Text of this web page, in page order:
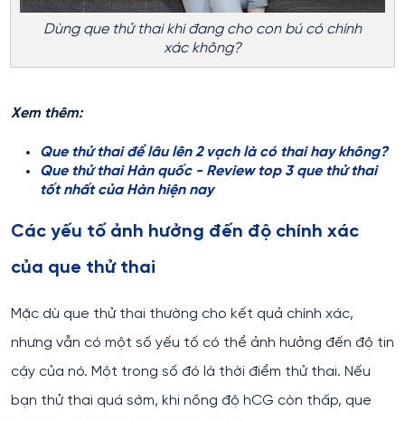
Dùng que thử thai khi đang cho con bú có chính
xác không?
Xem thêm:
Que thử thai để lâu lên 2 vạch là có thai hay không?
Que thử thai Hàn quốc - Review top 3 que thử thai
tốt nhất của Hàn hiện nay
Các yếu tố ảnh hưởng đến độ chính xác
của que thử thai
Mặc dù que thử thai thường cho kết quả chính xác,
nhưng vẫn có một số yếu tố có thể ảnh hưởng đến độ tin
cậy của nó. Một trong số đó là thời điểm thử thai. Nếu
bạn thử thai quá sớm, khi nồng độ hCG còn thấp, que